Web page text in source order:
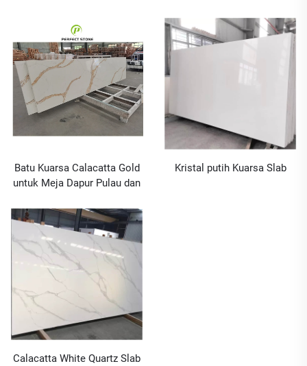
Quartz Saiz 20mm
Direkayasa
Batu Kuarsa Calacatta Gold
untuk Meja Dapur Pulau dan
Grosir dan Saiz Disesuaikan
Kristal putih Kuarsa Slab
Calacatta White Quartz Slab